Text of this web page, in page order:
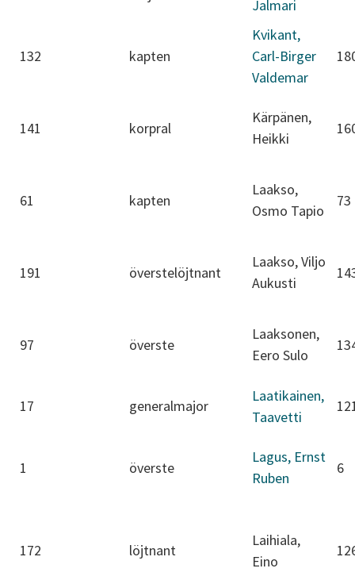
Jalmari
132 kapten
Kvikant,
Carl-Birger
Valdemar
141 korpral
Kärpänen,
Heikki
61 kapten
Laakso,
Osmo Tapio
73
191 överstelöjtnant
Laakso, Viljo
Aukusti
97 överste
Laaksonen,
Eero Sulo
17 generalmajor
Laatikainen,
Taavetti
1 överste
Lagus, Ernst
Ruben
6
172 löjtnant
Laihiala,
Eino